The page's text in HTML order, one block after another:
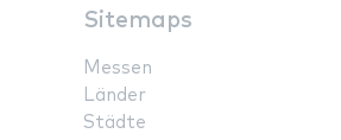
Sitemaps
Messen
Länder
Städte